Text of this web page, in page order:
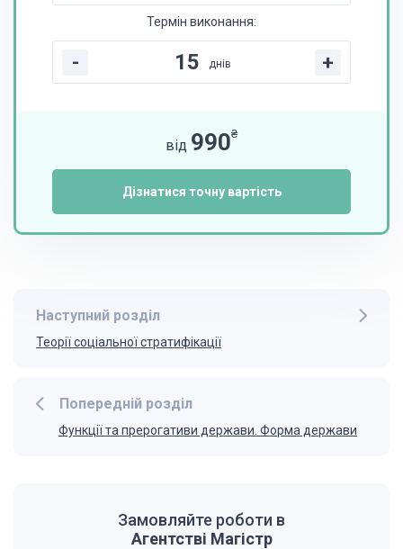
Термін виконання:
- днів +
від 990₴
Дізнатися точну вартість
Попередній розділ
Функції та прерогативи держави. Форма держави
Наступний розділ
Теорії соціальної стратифікації
Замовляйте роботи в
Агентстві Магістр